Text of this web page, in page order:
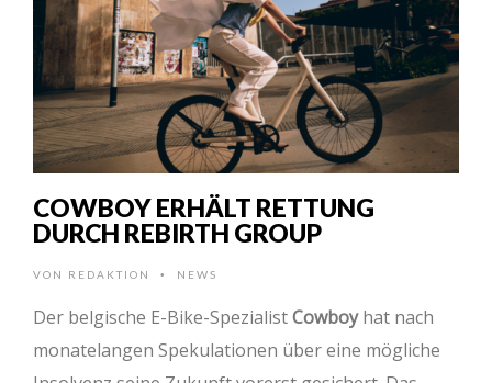
COWBOY ERHÄLT RETTUNG
DURCH REBIRTH GROUP
VON REDAKTION • NEWS
Der belgische E-Bike-SpezialistCowboyhat nach
monatelangen Spekulationen über eine mögliche